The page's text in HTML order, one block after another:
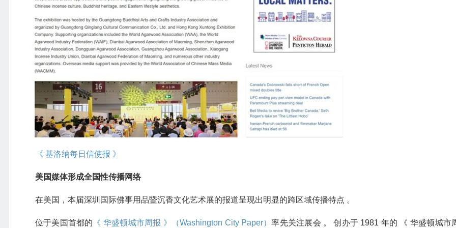
《 基洛纳每日信使报 》
美国媒体形成全国性传播网络
在美国，本届深圳国际佛事用品暨沉香文化艺术展的报道呈现出明显的跨区域传播特点 。
位于美国首都的 《 华盛顿城市周报 》（Washington City Paper）率先关注展会 。 创办于 1981 年的 《 华盛顿城市